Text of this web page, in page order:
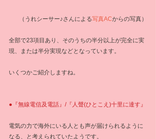
（うれシーサー♪さんによる写真ACからの写真）
全部で23項目あり、そのうちの半分以上が完全に実
現、または半分実現などとなっています。
いくつかご紹介しますね。
●『無線電信及電話』/『人聲(ひとこえ)十里に達す』
電気の力で海外にいる人とも声が届けられるように
なる、と考えられていたようです。